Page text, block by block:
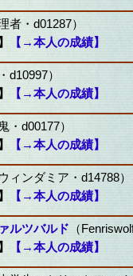
者・d01287）
【→本人の成績】
d10997）
【→本人の成績】
・d00177）
【→本人の成績】
ウィンダミア・d14788）
【→本人の成績】
ルツバルド （
【→本人の成績】